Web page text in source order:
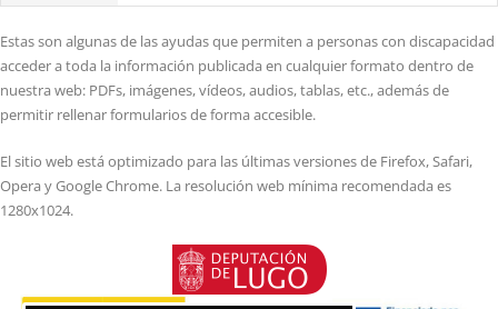
Estas son algunas de las ayudas que permiten a personas con discapacidad
acceder a toda la información publicada en cualquier formato dentro de
nuestra web: PDFs, imágenes, vídeos, audios, tablas, etc., además de
permitir rellenar formularios de forma accesible.
El sitio web está optimizado para las últimas versiones de Firefox, Safari,
Opera y Google Chrome. La resolución web mínima recomendada es
1280x1024.